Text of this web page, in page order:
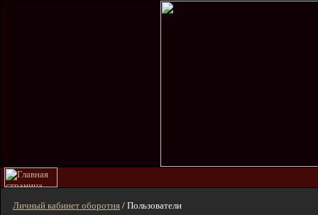
Личный кабинет оборотня / Пользователи